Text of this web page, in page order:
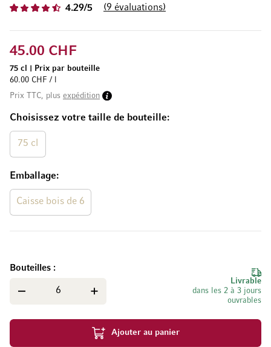
4.29/5 9 évaluations
Choisissez votre taille de bouteille
75 cl
Emballage
Caisse bois de 6
45.00 CHF
75 cl
Prix par bouteille
60.00 CHF / l
Prix TTC, plus expédition
Livrable
dans les 2 à 3 jours
ouvrables
Bouteilles
Ajouter au panier